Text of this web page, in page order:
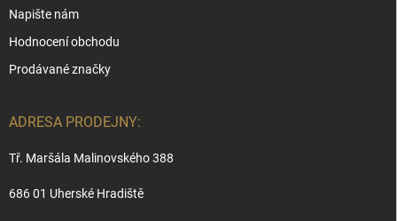
Napište nám
Hodnocení obchodu
Prodávané značky
ADRESA PRODEJNY:
Tř. Maršála Malinovského 388
686 01 Uherské Hradiště